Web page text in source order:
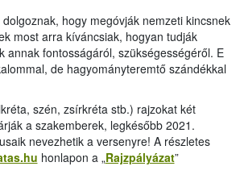
hogy megóvják nemzeti kincsnek
most arra kíváncsiak, hogyan tudják
fontosságáról, szükségességéről. E
de hagyományteremtő szándékkal
szén, zsírkréta stb.) rajzokat két
a szakemberek, legkésőbb 2021.
nevezhetik a versenyre! A részletes
honlapon a „Rajzpályázat”